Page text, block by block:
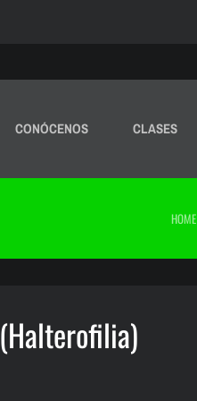
CONÓCENOS CLASES
HOME